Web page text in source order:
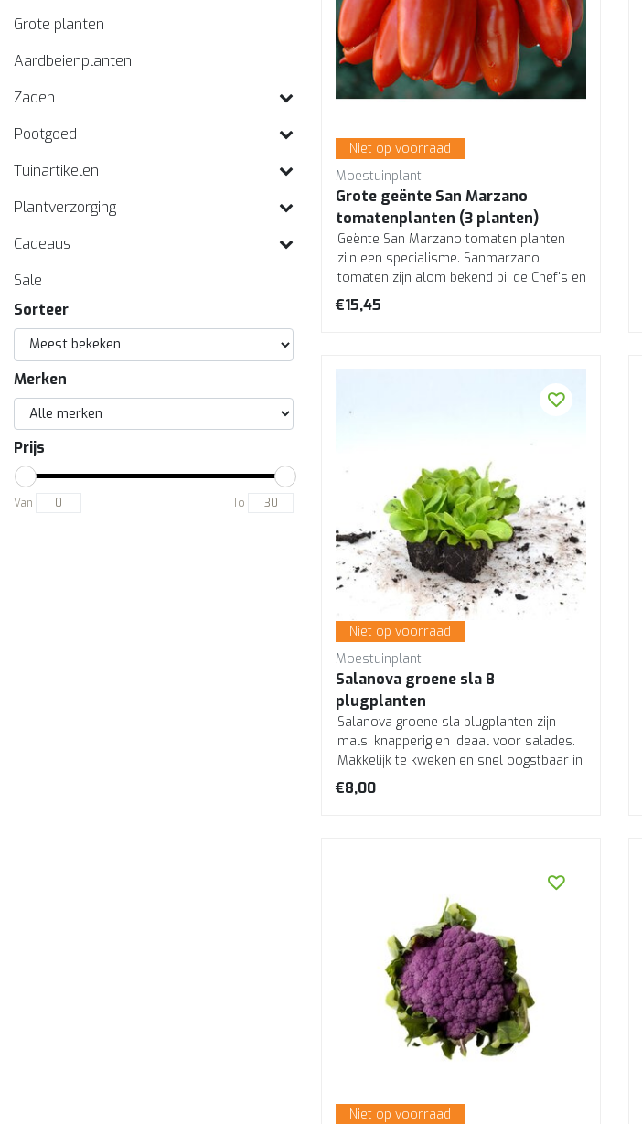
Grote planten
Aardbeienplanten
Zaden
Pootgoed
Tuinartikelen
Plantverzorging
Cadeaus
Sale
Sorteer
Merken
Prijs
Van To
Niet op voorraad
Moestuinplant
Grote geënte San Marzano
tomatenplanten (3 planten)
Geënte San Marzano tomaten planten
zijn een specialisme. Sanmarzano
tomaten zijn alom bekend bij de Chef's en
toprestaur...
€15,45
Niet op voorraad
Moestuinplant
Salanova groene sla 8
plugplanten
Salanova groene sla plugplanten zijn
mals, knapperig en ideaal voor salades.
Makkelijk te kweken en snel oogstbaar in
de...
€8,00
Niet op voorraad